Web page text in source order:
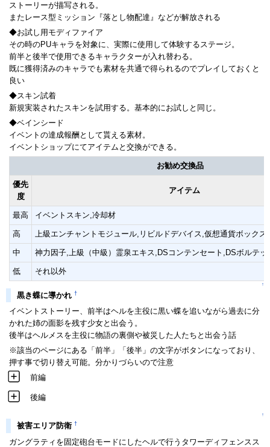
ストーリーが描写される。
またレース型ミッション『落とし物配達』などが解放される
◆お試し用モディファイア
その時のPUキャラを対象に、実際に使用して体験するステージ。
前半と後半で使用できるキャラクターが入れ替わる。
既に獲得済みのキャラでも素材を共通で得られるのでプレイしておくと
良い
◆スキン試着
新規実装されたスキンを試用する。基本的にお試しと同じ。
◆ベインシード
イベントの達成報酬として貰える素材。
イベントショップにてアイテムと交換ができる。
お勧め交換品
優先
度
アイテム
最高 イベントスキン,冷却材
高 上級エンチャントモジュール,リビルドデバイス,仮想通貨ボックス
中 神力因子,上級（中級）霊泉エキス,DSコンテンセート,DSボルテ
低 それ以外
↑
黒き蝶に導かれ †
イベントストーリー、前半はヘルを主役に黒い蝶を追いながら過去に分
かれた姉の面影を残す少女と出会う。
後半はヘルメスを主役に物語の裏側や被災した人たちと出会う話
※該当のページにある「前半」「後半」の文字がボタンになっており、
押す事で切り替え可能。分かりづらいので注意
前編
後編
↑
被害エリア防衛 †
ガングラティを固定砲台モードにしたヘルで行うタワーディフェンスス